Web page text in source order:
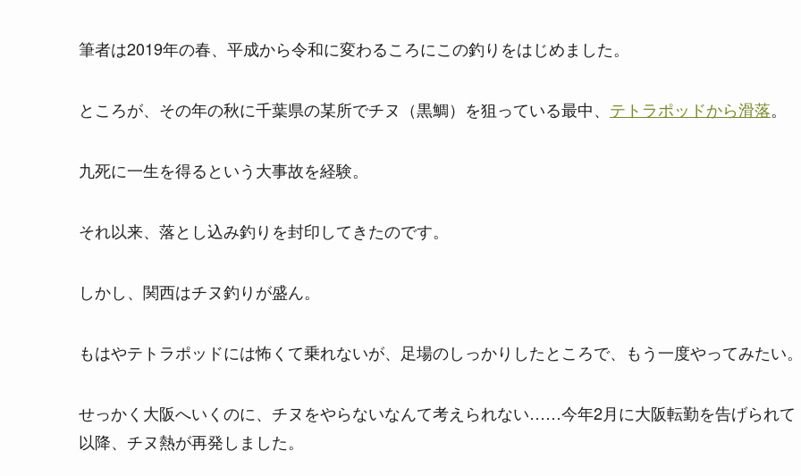
筆者は2019年の春、平成から令和に変わるころにこの釣りをはじめました。
ところが、その年の秋に千葉県の某所でチヌ（黒鯛）を狙っている最中、 テトラポッドから滑落。
九死に一生を得るという大事故を経験。
それ以来、落とし込み釣りを封印してきたのです。
しかし、関西はチヌ釣りが盛ん。
もはやテトラポッドには怖くて乗れないが、足場のしっかりしたところで、もう一度やってみたい
せっかく大阪へいくのに、チヌをやらないなんて考えられない……今年2月に大阪転勤を告げられて
以降、チヌ熱が再発しました。